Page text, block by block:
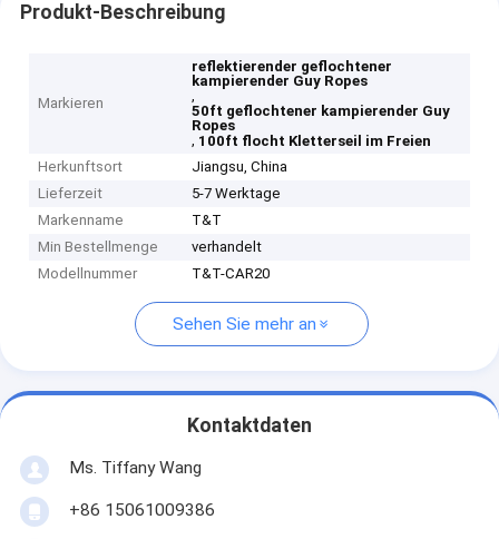
Produkt-Beschreibung
Markieren
reflektierender geflochtener
kampierender Guy Ropes
,
50ft geflochtener kampierender Guy
Ropes
, 100ft flocht Kletterseil im Freien
Herkunftsort
Jiangsu, China
Lieferzeit
5-7 Werktage
Markenname
T&T
Min Bestellmenge
verhandelt
Modellnummer
T&T-CAR20
Sehen Sie mehr an
Kontaktdaten
Ms. Tiffany Wang
+86 15061009386